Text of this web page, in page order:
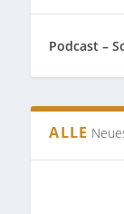
Podcast –
ALLE